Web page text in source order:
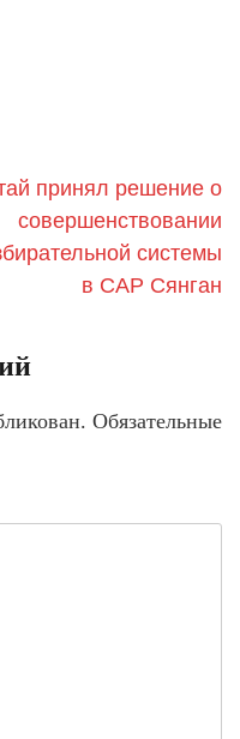
принял решение о
совершенствовании
системы
в САР Сянган
Обязательные